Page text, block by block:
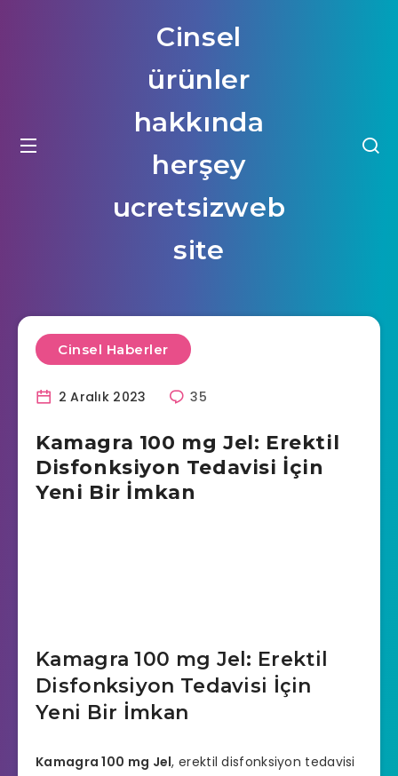
Cinsel
ürünler
hakkında
herşey
ucretsizweb
site
Cinsel Haberler
2 Aralık 2023 35
Kamagra 100 mg Jel: Erektil
Disfonksiyon Tedavisi İçin
Yeni Bir İmkan
Kamagra 100 mg Jel: Erektil
Disfonksiyon Tedavisi İçin
Yeni Bir İmkan
Kamagra 100 mg Jel,erektil disfonksiyon tedavisi